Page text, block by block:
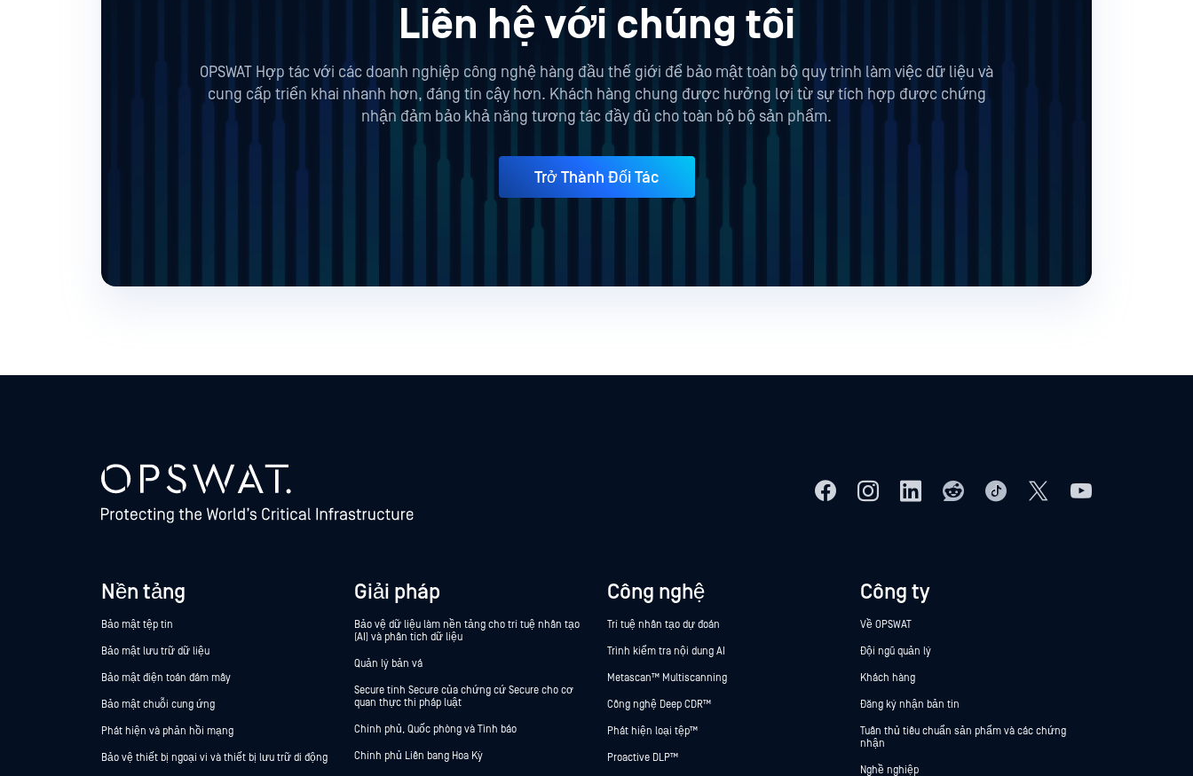
Liên hệ với chúng tôi
OPSWAT Hợp tác với các doanh nghiệp công nghệ hàng đầu thế giới để bảo mật toàn bộ quy trình làm việc dữ liệu và
cung cấp triển khai nhanh hơn, đáng tin cậy hơn. Khách hàng chung được hưởng lợi từ sự tích hợp được chứng
nhận đảm bảo khả năng tương tác đầy đủ cho toàn bộ bộ sản phẩm.
Trở Thành Đối Tác
Nền tảng
Bảo mật tệp tin
Bảo mật lưu trữ dữ liệu
Bảo mật điện toán đám mây
Bảo mật chuỗi cung ứng
Phát hiện và phản hồi mạng
Bảo vệ thiết bị ngoại vi và thiết bị lưu trữ di động
Giải pháp
Bảo vệ dữ liệu làm nền tảng cho trí tuệ nhân tạo
(AI) và phân tích dữ liệu
Quản lý bản vá
Secure tính Secure của chứng cứ Secure cho cơ
quan thực thi pháp luật
Chính phủ, Quốc phòng và Tình báo
Chính phủ Liên bang Hoa Kỳ
Công nghệ
Trí tuệ nhân tạo dự đoán
Trình kiểm tra nội dung AI
Metascan™ Multiscanning
Công nghệ Deep CDR™
Phát hiện loại tệp™
Proactive DLP™
Công ty
Về OPSWAT
Đội ngũ quản lý
Khách hàng
Đăng ký nhận bản tin
Tuân thủ tiêu chuẩn sản phẩm và các chứng
nhận
Nghề nghiệp